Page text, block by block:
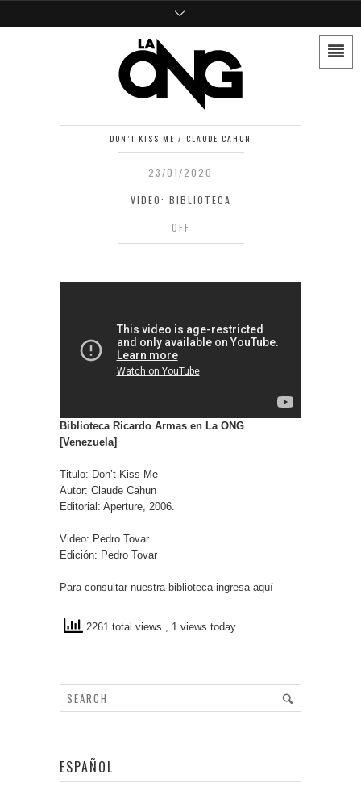
DON’T KISS ME / CLAUDE CAHUN
23/01/2020
VIDEO: BIBLIOTECA
OFF
Biblioteca Ricardo Armas en La ONG
[Venezuela]
Titulo: Don’t Kiss Me
Autor: Claude Cahun
Editorial: Aperture, 2006.
Video: Pedro Tovar
Edición: Pedro Tovar
Para consultar nuestra biblioteca ingresa aquí
2261 total views , 1 views today
ESPAÑOL